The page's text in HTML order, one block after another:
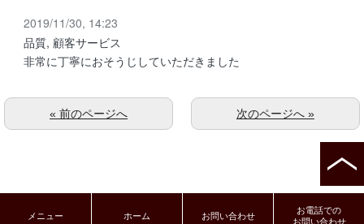
2019/11/30, 14:23
品質, 顧客サービス
非常に丁寧におそうじしていただきました
次のページへ »
« 前のページへ
メニュー ホーム お問い合わせ
お電話での
お問い合わせ